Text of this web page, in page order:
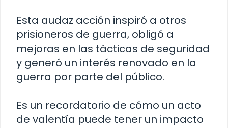
Esta audaz acción inspiró a otros
prisioneros de guerra, obligó a
mejoras en las tácticas de seguridad
y generó un interés renovado en la
guerra por parte del público.
Es un recordatorio de cómo un acto
de valentía puede tener un impacto